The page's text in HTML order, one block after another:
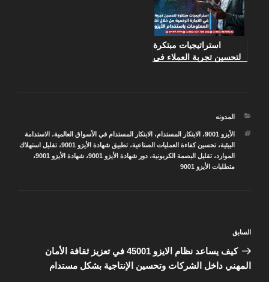
استراتيجيات مبتكرة
لتحسين تجربة العملاء في
التصنيفات
المدونه
الوسوم
الأيزو 9001 ، الابتكار المستدام، الابتكار المستدام في الأسواق العالمية، الاستدامة
البيئية،تحسين كفاءة العمليات الصناعية،تطبيق شهادة الأيزو 9001 ،تقليل استهلاك
الموارد،تقليل البصمة الكربونية،دور شهادة الأيزو 9001 ،شهادة الأيزو 9001
،
متطلبات الأيزو 9001
المقالة
السابقة
السابق
كيف يساعد نظام الايزو 45001 في تعزيز ثقافة الأمان
المهني داخل الشركات وتحسين الإنتاجية بشكل مستدام